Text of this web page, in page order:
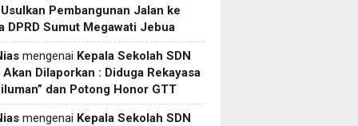
Pembangunan Jalan ke
DPRD Sumut Megawati Jebua
mengenai Kepala Sekolah SDN
Dilaporkan : Diduga Rekayasa
dan Potong Honor GTT
mengenai Kepala Sekolah SDN